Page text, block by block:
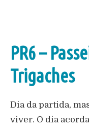
PR6 –
Trigaches
Dia da partida,
viver. O dia